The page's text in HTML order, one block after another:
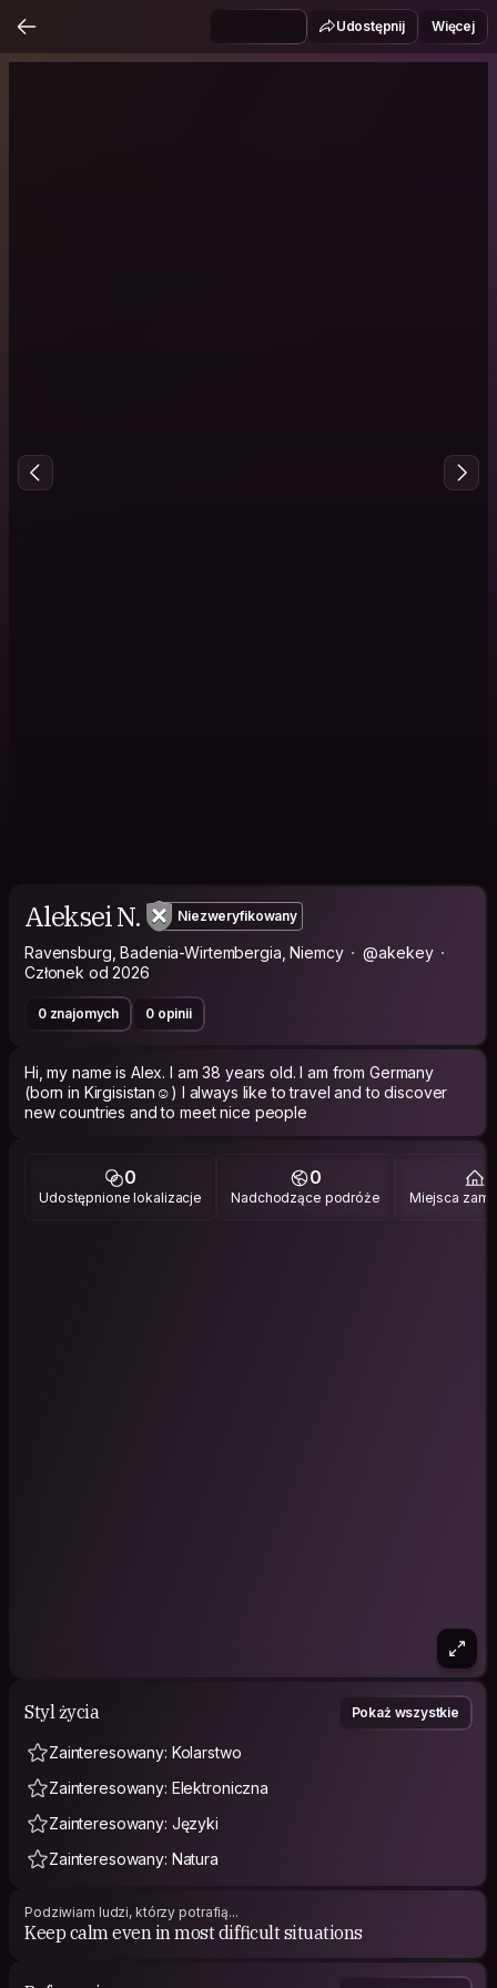
Udostępnij Więcej
Aleksei N. Niezweryfikowany
Ravensburg, Badenia-Wirtembergia, Niemcy
@akekey
Członek od 2026
0 znajomych 0 opinii
Hi, my name is Alex. I am 38 years old. I am from Germany
(born in Kirgisistan☺️) I always like to travel and to discover
new countries and to meet nice people
0
Udostępnione lokalizacje
0
Nadchodzące podróże Miejsca
Styl życia Pokaż wszystkie
Zainteresowany: Kolarstwo
Zainteresowany: Elektroniczna
Zainteresowany: Języki
Zainteresowany: Natura
Podziwiam ludzi, którzy potrafią...
Keep calm even in most difficult situations